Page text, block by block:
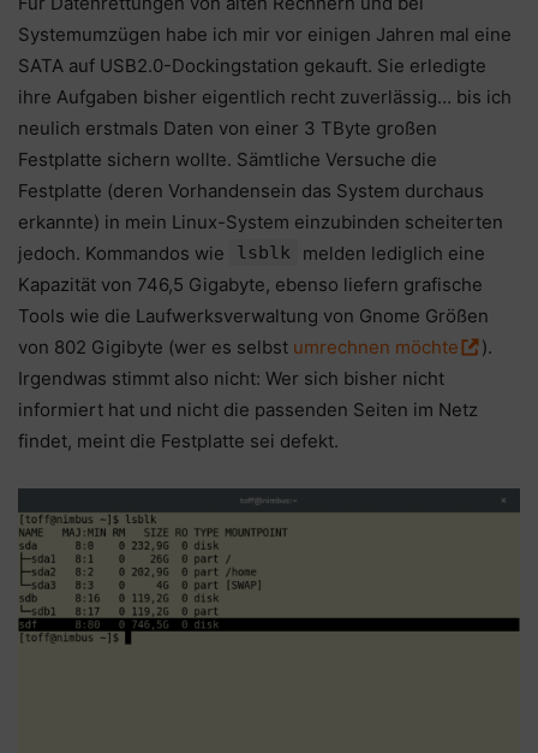
Systemumzügen habe ich mir vor einigen Jahren mal eine
SATA auf USB2.0-Dockingstation gekauft. Sie erledigte
ihre Aufgaben bisher eigentlich recht zuverlässig… bis ich
neulich erstmals Daten von einer 3 TByte großen
Festplatte sichern wollte. Sämtliche Versuche die
Festplatte (deren Vorhandensein das System durchaus
erkannte) in mein Linux-System einzubinden scheiterten
jedoch. Kommandos wie
lsblk
melden lediglich eine
Kapazität von 746,5 Gigabyte, ebenso liefern grafische
Tools wie die Laufwerksverwaltung von Gnome Größen
von 802 Gigibyte (wer es selbst umrechnen möchte
).
Irgendwas stimmt also nicht: Wer sich bisher nicht
informiert hat und nicht die passenden Seiten im Netz
findet, meint die Festplatte sei defekt.